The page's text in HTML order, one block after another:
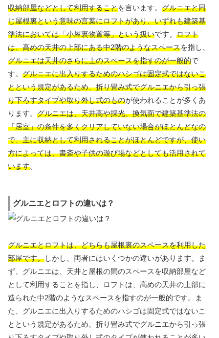
収納部屋などとして利用することを言います。 グルニエと同
じ屋根裏という意味の言葉にロフトがあり、いずれも建築基
準法においては「小屋裏物置等」という扱いです。 ロフト
は、高めの天井の上部にある中2階のようなスペースを指し、
グルニエは天井のさらに上のスペースを指すのが一般的で
す。 グルニエに出入りするためのハシゴは固定式ではないこ
とという規定があるため、折り畳み式でグルニエから引っ張
り下ろすタイプや取り外し式のものが使われることが多くあ
ります。 グルニエは、天井高や採光、換気面で建築基準法の
「居室」の条件を多くクリアしていない場合がほとんどなの
で、主に収納として利用されることがほとんどですが、使い
方によっては、書斎や子供の遊び場などとしても活用されて
います。
グルニエとロフトの違いは？
グルニエとロフトは、どちらも屋根裏のスペースを利用した
部屋です。しかし、両者にはいくつかの違いがあります。ま
ず、グルニエは、天井と屋根の間のスペースを収納部屋など
として利用することを指し、ロフトは、高めの天井の上部に
造られた中2階のようなスペースを指すのが一般的です。ま
た、グルニエに出入りするためのハシゴは固定式ではないこ
とという規定があるため、折り畳み式でグルニエから引っ張